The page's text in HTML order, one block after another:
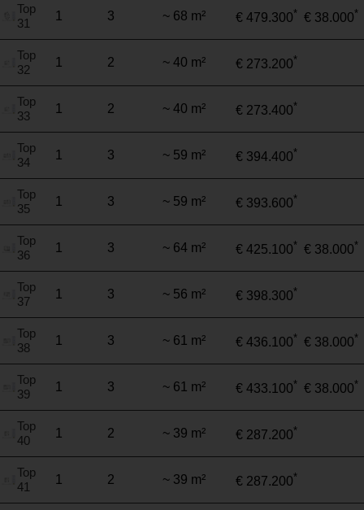
Top
31
1 3 ~ 68 m² € 479.300* € 38.000*
Top
32
1 2 ~ 40 m² € 273.200*
Top
33
1 2 ~ 40 m² € 273.400*
Top
34
1 3 ~ 59 m² € 394.400*
Top
35
1 3 ~ 59 m² € 393.600*
Top
36
1 3 ~ 64 m² € 425.100* € 38.000*
Top
37
1 3 ~ 56 m² € 398.300*
Top
38
1 3 ~ 61 m² € 436.100* € 38.000*
Top
39
1 3 ~ 61 m² € 433.100* € 38.000*
Top
40
1 2 ~ 39 m² € 287.200*
Top
41
1 2 ~ 39 m² € 287.200*